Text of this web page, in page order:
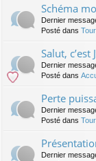
Schéma
Dernier
Posté dans
Salut,
Dernier
Posté dans
Perte
Dernier
Posté dans
Dernier